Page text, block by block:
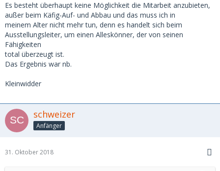
Es besteht überhaupt keine Möglichkeit die Mitarbeit anzubieten,
außer beim Käfig-Auf- und Abbau und das muss ich in
meinem Alter nicht mehr tun, denn es handelt sich beim
Ausstellungsleiter, um einen Alleskönner, der von seinen
Fähigkeiten
total überzeugt ist.
Das Ergebnis war nb.
Kleinwidder
schweizer
Anfänger
31. Oktober 2018